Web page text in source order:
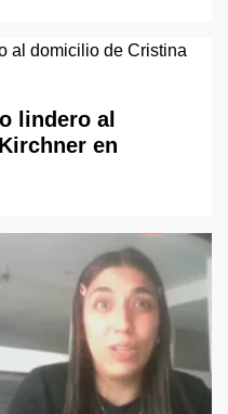
lindero al
en